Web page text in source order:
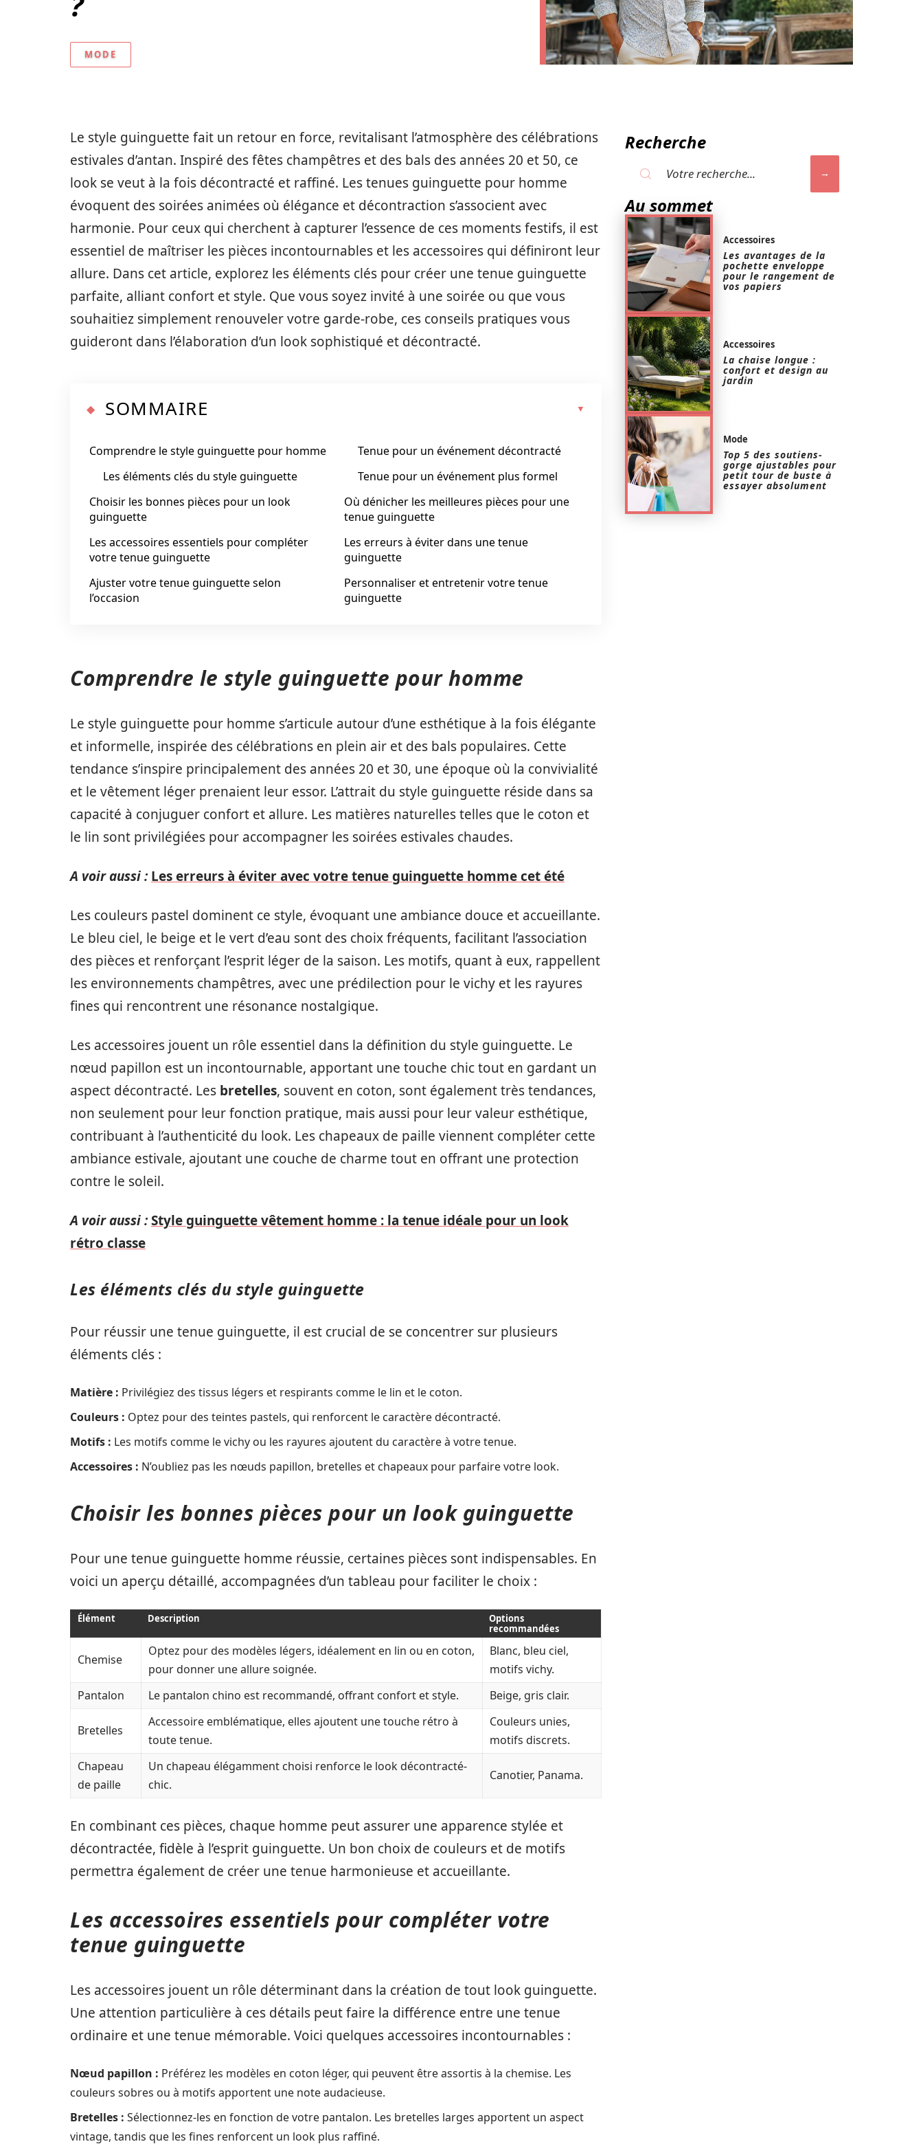
MODE
Le style guinguette fait un retour en force, revitalisant l’atmosphère des célébrations
estivales d’antan. Inspiré des fêtes champêtres et des bals des années 20 et 50, ce
look se veut à la fois décontracté et raffiné. Les tenues guinguette pour homme
évoquent des soirées animées où élégance et décontraction s’associent avec
harmonie. Pour ceux qui cherchent à capturer l’essence de ces moments festifs, il est
essentiel de maîtriser les pièces incontournables et les accessoires qui définiront leur
allure. Dans cet article, explorez les éléments clés pour créer une tenue guinguette
parfaite, alliant confort et style. Que vous soyez invité à une soirée ou que vous
souhaitiez simplement renouveler votre garde-robe, ces conseils pratiques vous
guideront dans l’élaboration d’un look sophistiqué et décontracté.
SOMMAIRE
Comprendre le style guinguette pour homme
Les éléments clés du style guinguette
Choisir les bonnes pièces pour un look
guinguette
Les accessoires essentiels pour compléter
votre tenue guinguette
Ajuster votre tenue guinguette selon
l’occasion
Tenue pour un événement décontracté
Tenue pour un événement plus formel
Où dénicher les meilleures pièces pour une
tenue guinguette
Les erreurs à éviter dans une tenue
guinguette
Personnaliser et entretenir votre tenue
guinguette
Comprendre le style guinguette pour homme
Le style guinguette pour homme s’articule autour d’une esthétique à la fois élégante
et informelle, inspirée des célébrations en plein air et des bals populaires. Cette
tendance s’inspire principalement des années 20 et 30, une époque où la convivialité
et le vêtement léger prenaient leur essor. L’attrait du style guinguette réside dans sa
capacité à conjuguer confort et allure. Les matières naturelles telles que le coton et
le lin sont privilégiées pour accompagner les soirées estivales chaudes.
A voir aussi : Les erreurs à éviter avec votre tenue guinguette homme cet été
Les couleurs pastel dominent ce style, évoquant une ambiance douce et accueillante.
Le bleu ciel, le beige et le vert d’eau sont des choix fréquents, facilitant l’association
des pièces et renforçant l’esprit léger de la saison. Les motifs, quant à eux, rappellent
les environnements champêtres, avec une prédilection pour le vichy et les rayures
fines qui rencontrent une résonance nostalgique.
Les accessoires jouent un rôle essentiel dans la définition du style guinguette. Le
nœud papillon est un incontournable, apportant une touche chic tout en gardant un
aspect décontracté. Les bretelles, souvent en coton, sont également très tendances,
non seulement pour leur fonction pratique, mais aussi pour leur valeur esthétique,
contribuant à l’authenticité du look. Les chapeaux de paille viennent compléter cette
ambiance estivale, ajoutant une couche de charme tout en offrant une protection
contre le soleil.
A voir aussi :Style guinguette vêtement homme : la tenue idéale pour un look
rétro classe
Les éléments clés du style guinguette
Pour réussir une tenue guinguette, il est crucial de se concentrer sur plusieurs
éléments clés :
Matière : Privilégiez des tissus légers et respirants comme le lin et le coton.
Couleurs : Optez pour des teintes pastels, qui renforcent le caractère décontracté.
Motifs : Les motifs comme le vichy ou les rayures ajoutent du caractère à votre tenue.
Accessoires : N’oubliez pas les nœuds papillon, bretelles et chapeaux pour parfaire votre look.
Choisir les bonnes pièces pour un look guinguette
Pour une tenue guinguette homme réussie, certaines pièces sont indispensables. En
voici un aperçu détaillé, accompagnées d’un tableau pour faciliter le choix :
Élément Description
Options
recommandées
Chemise
Optez pour des modèles légers, idéalement en lin ou en coton,
pour donner une allure soignée.
Blanc, bleu ciel,
motifs vichy.
Pantalon
Le pantalon chino est recommandé, offrant confort et style. Beige, gris clair.
Bretelles
Accessoire emblématique, elles ajoutent une touche rétro à
toute tenue.
Couleurs unies,
motifs discrets.
Chapeau
de paille
Un chapeau élégamment choisi renforce le look décontracté-
chic.
Canotier, Panama.
En combinant ces pièces, chaque homme peut assurer une apparence stylée et
décontractée, fidèle à l’esprit guinguette. Un bon choix de couleurs et de motifs
permettra également de créer une tenue harmonieuse et accueillante.
Les accessoires essentiels pour compléter votre
tenue guinguette
Les accessoires jouent un rôle déterminant dans la création de tout look guinguette.
Une attention particulière à ces détails peut faire la différence entre une tenue
ordinaire et une tenue mémorable. Voici quelques accessoires incontournables :
Nœud papillon : Préférez les modèles en coton léger, qui peuvent être assortis à la chemise. Les
couleurs sobres ou à motifs apportent une note audacieuse.
Bretelles : Sélectionnez-les en fonction de votre pantalon. Les bretelles larges apportent un aspect
vintage, tandis que les fines renforcent un look plus raffiné.
Recherche
Au sommet
Accessoires
Les avantages de la
pochette enveloppe
pour le rangement de
vos papiers
Accessoires
La chaise longue :
confort et design au
jardin
Mode
Top 5 des soutiens-
gorge ajustables pour
petit tour de buste à
essayer absolument